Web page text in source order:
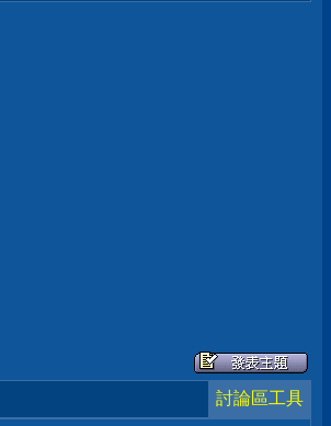
討論區工具